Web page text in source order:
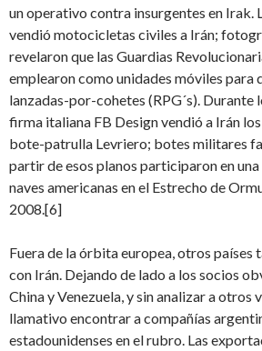
un operativo contra insurgentes en Irak.
vendió motocicletas civiles a Irán;
revelaron que las Guardias
emplearon como unidades móviles para
lanzadas-por-cohetes (RPG´s). Durante
firma italiana FB Design vendió a Irán
bote-patrulla Levriero; botes militares
partir de esos planos participaron en
naves americanas en el Estrecho de
2008.[6]
Fuera de la órbita europea, otros países
con Irán. Dejando de lado a los socios
China y Venezuela, y sin analizar a otros
llamativo encontrar a compañías
estadounidenses en el rubro. Las